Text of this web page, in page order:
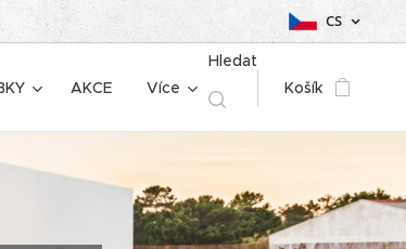
CS
AKCE Více
Hledat
Košík